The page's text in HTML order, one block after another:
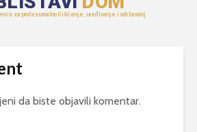
da biste objavili komentar.